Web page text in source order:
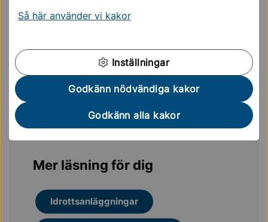
Så här använder vi kakor
Inställningar
Godkänn nödvändiga kakor
Godkänn alla kakor
allmänhetens åkning i Sollentunavallens två ishallar
Skridskoåkning
Skidor och snowboard
Mer läsning för dig
Idrottsanläggningar